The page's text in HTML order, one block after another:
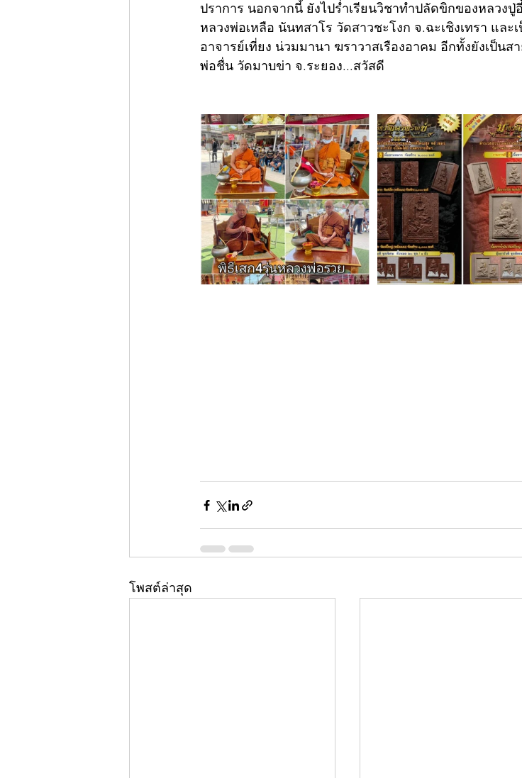
ปราการ นอกจากนี้ ยังไปร่ำเรียนวิชาทำปลัดขิกของหลวง
หลวงพ่อเหลือ นันทสาโร วัดสาวชะโงก จ.ฉะเชิงเทรา แล
อาจารย์เที่ยง น่วมมานา ฆราวาสเรืองอาคม อีกทั้งยังเป็น
พ่อชื่น วัดมาบข่า จ.ระยอง...สวัสดี
โพสต์ล่าสุด